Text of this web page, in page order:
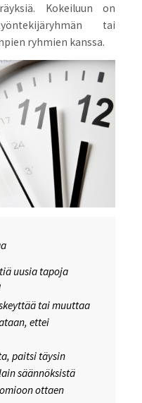
Kokeiluun on
tai
ryhmien kanssa.
uusia tapoja
tai muuttaa
ettei
paitsi täysin
säännöksistä
ottaen